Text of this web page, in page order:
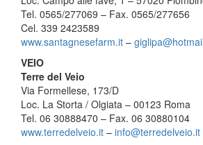
Tel. 0565/277069 – Fax. 0565/277656
Cel. 339 2423589
www.santagnesefarm.it – giglip
VEIO
Terre del Veio
Via Formellese, 173/D
Loc. La Storta / Olgiata – 00123 Roma
Tel. 06 30888470 – Fax. 06 30880104
www.terredelveio.it – info@terredelveio.it